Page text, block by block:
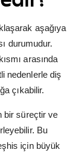
aşağıya
durumudur.
arasında
nedenlerle diş
çıkabilir.
bir süreçtir ve
Bu
için büyük